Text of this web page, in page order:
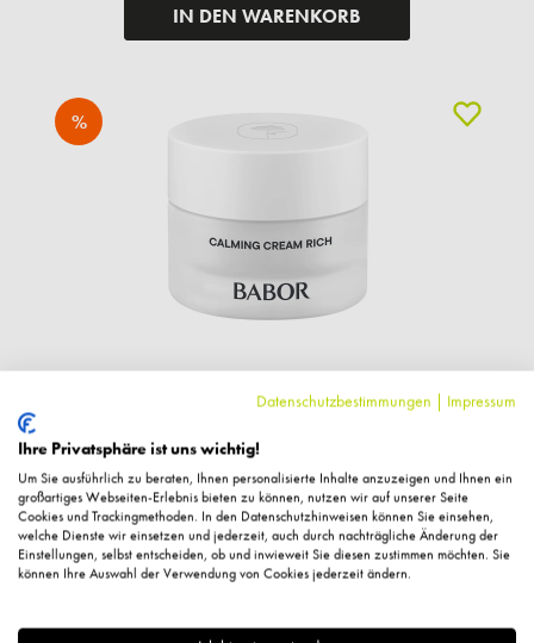
IN DEN WARENKORB
%
Babor
59,42 €*
69,90 € UVP des Herstellers**
1.188,40 €* / 1 Liter
Datenschutzbestimmungen | Impressum
Ihre Privatsphäre ist uns wichtig!
Um Sie ausführlich zu beraten, Ihnen personalisierte Inhalte anzuzeigen und Ihnen ein
großartiges Webseiten-Erlebnis bieten zu können, nutzen wir auf unserer Seite
Cookies und Trackingmethoden. In den Datenschutzhinweisen können Sie einsehen,
welche Dienste wir einsetzen und jederzeit, auch durch nachträgliche Änderung der
Einstellungen, selbst entscheiden, ob und inwieweit Sie diesen zustimmen möchten. Sie
können Ihre Auswahl der Verwendung von Cookies jederzeit ändern.